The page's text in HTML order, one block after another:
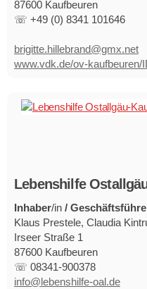
87600 Kaufbeuren
☏ +49 (0) 8341 101646
brigitte.hillebrand@gmx.net
www.vdk.de/ov-kaufbeuren/
Lebenshilfe
Inhaber/in /
Klaus Prestele, Claudia
Irseer Straße 1
87600 Kaufbeuren
☏ 08341-900378
info@lebenshilfe-oal.de